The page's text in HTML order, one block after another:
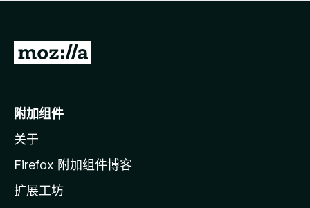
无
转
o
i
l
a
附加组件
关于
Firefox 附加组件博客
扩展工坊